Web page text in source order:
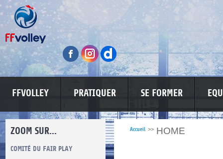
FFVOLLEY PRATIQUER SE FORMER
ZOOM SUR...
COMITÉ DU FAIR PLAY LUTTE CONTRE LES VIOLENCES
Accueil >> HOME